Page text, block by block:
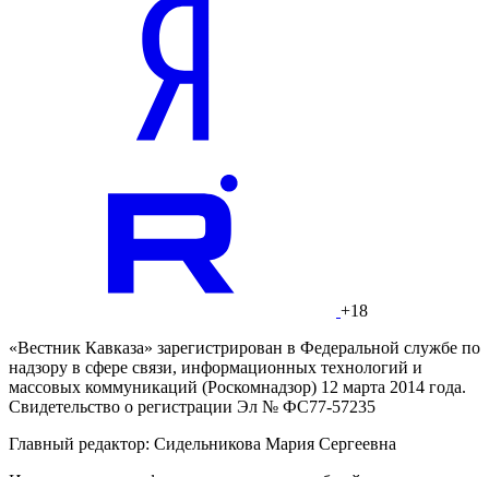
+18
«Вестник Кавказа» зарегистрирован в Федеральной службе по
надзору в сфере связи, информационных технологий и
массовых коммуникаций (Роскомнадзор) 12 марта 2014 года.
Свидетельство о регистрации Эл № ФС77-57235
Главный редактор: Сидельникова Мария Сергеевна